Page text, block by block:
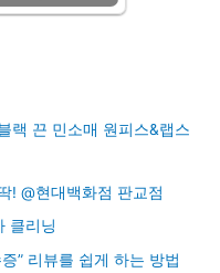
랙 끈 민소매 원피스&랩스
! @현대백화점 판교점
클리닝
” 리뷰를 쉽게 하는 방법